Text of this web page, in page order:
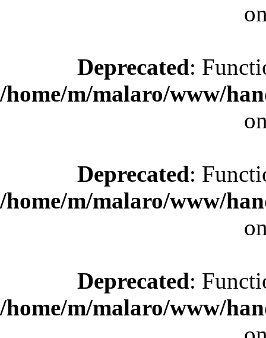
Deprecated:
/home/m/malaro/www/
Deprecated:
/home/m/malaro/www/
Deprecated:
/home/m/malaro/www/